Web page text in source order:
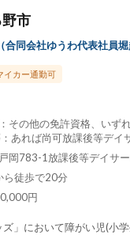
野市
同会社ゆうわ代表社員堀
イカー通勤可
その他の免許資格、いず
あれば尚可放課後等デイ
岡783-1放課後等デイサ
ら徒歩で20分
円
」において障がい児(小